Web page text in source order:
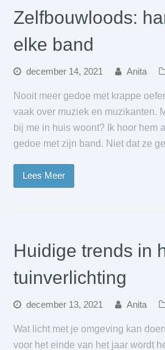
Zelfbouwloods:
elke band
december 14, 2021 Anita
Nooit meer gedoe met krappe
vaak over muziek en muzikanten.
bij me in huis woont? Ik hoor hem
gedoe met zijn band. Niet dat ze
Lees Meer
Huidige trends in
tuinverlichting
december 13, 2021 Anita
Wat licht met je omgeving kan
voor het einde van het jaar wordt